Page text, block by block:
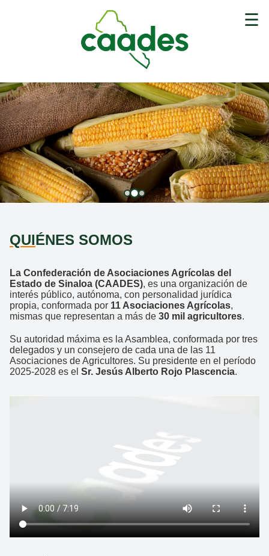
☰
QUIÉNES SOMOS
La Confederación de Asociaciones Agrícolas del
Estado de Sinaloa (CAADES), es una organización de
interés público, autónoma, con personalidad jurídica
propia, conformada por 11 Asociaciones Agrícolas,
mismas que representan a más de 30 mil agricultores.
Su autoridad máxima es la Asamblea, conformada por tres
delegados y un consejero de cada una de las 11
Asociaciones de Agricultores. Su presidente en el período
2025-2028 es el Sr. Jesús Alberto Rojo Plascencia.